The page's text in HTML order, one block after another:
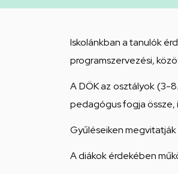
Gimnáziuma
Általános
Iskolája
Iskolánkban a tanulók
programszervezési,
A DÖK az osztályok (3-
pedagógus fogja össze,
Gyűléseiken
A diákok érdekében